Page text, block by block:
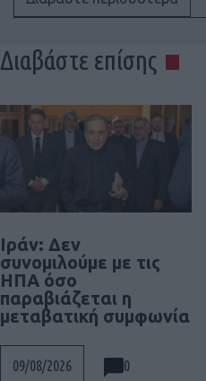
Διαβάστε επίσης
Ιράν: Δεν
συνομιλούμε με τις
ΗΠΑ όσο
παραβιάζεται η
μεταβατική συμφωνία
09/08/2026 0